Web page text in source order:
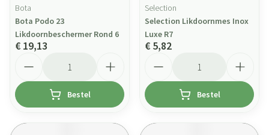
Bota
Bota Podo 23
Likdoornbeschermer Rond 6
€ 19,13
Bestel
Selection
Selection Likdoornmes Inox
Luxe R7
€ 5,82
Bestel